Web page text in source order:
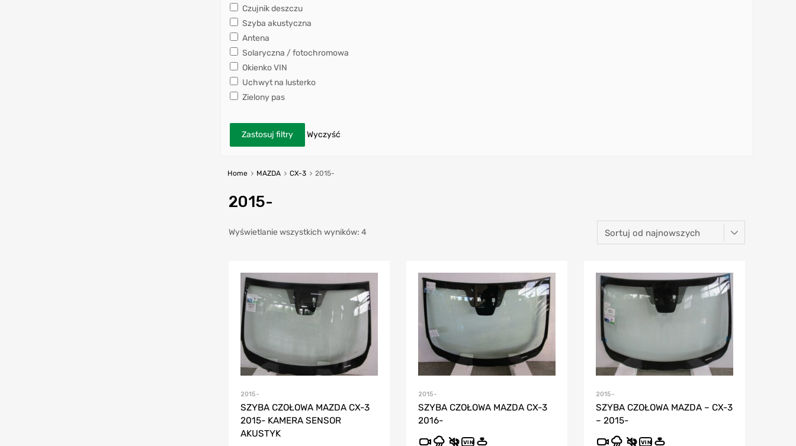
Czujnik deszczu
Szyba akustyczna
Antena
Solaryczna / fotochromowa
Okienko VIN
Uchwyt na lusterko
Zielony pas
Zastosuj filtry Wyczyść
Home MAZDA CX-3 2015-
2015-
Wyświetlanie wszystkich wyników: 4
2015-
SZYBA CZOŁOWA MAZDA CX-3
2015- KAMERA SENSOR
AKUSTYK
2015-
SZYBA CZOŁOWA MAZDA CX-3
2016-
VIN
2015-
SZYBA CZOŁOWA MAZDA – CX-3
– 2015-
VIN